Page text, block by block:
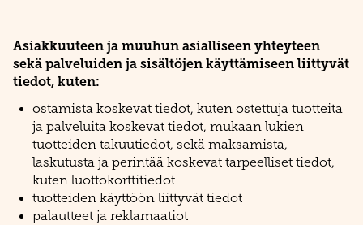
Asiakkuuteen ja muuhun asialliseen yhteyteen
sekä palveluiden ja sisältöjen käyttämiseen liittyvät
tiedot, kuten:
ostamista koskevat tiedot, kuten ostettuja tuotteita
ja palveluita koskevat tiedot, mukaan lukien
tuotteiden takuutiedot, sekä maksamista,
laskutusta ja perintää koskevat tarpeelliset tiedot,
kuten luottokorttitiedot
tuotteiden käyttöön liittyvät tiedot
palautteet ja reklamaatiot